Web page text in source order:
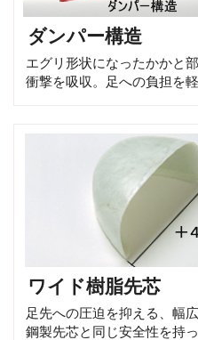
ダンパー構造
エグリ形状になったかかと
衝撃を吸収。足への負担を軽
ワイド樹脂先芯
足先への圧迫を抑える、幅
鋼製先芯と同じ安全性を持